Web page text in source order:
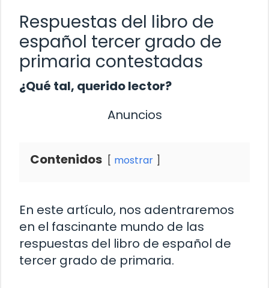
Respuestas del libro de
español tercer grado de
primaria contestadas
¿Qué tal, querido lector?
Anuncios
Contenidos mostrar
En este artículo, nos adentraremos
en el fascinante mundo de las
respuestas del libro de español de
tercer grado de primaria.